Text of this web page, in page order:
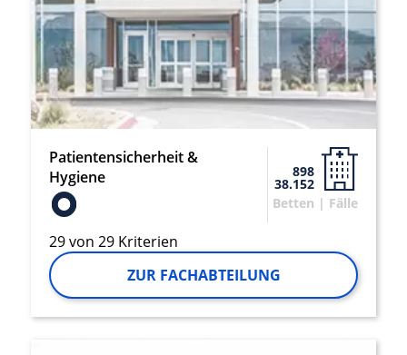
Patientensicherheit &
Hygiene
29 von 29 Kriterien
898
38.152
Betten | Fälle
ZUR FACHABTEILUNG
Verwendung von Profilen zur Auswahl
personalisierter Inhalte
Messung der Werbeleistung
Messung der Performance von Inhalten
Analyse von Zielgruppen durch Statistiken
oder Kombinationen von Daten aus
verschiedenen Quellen
Entwicklung und Verbesserung der
Angebote
Verwendung reduzierter Daten zur Auswahl
von Inhalten
IAB-Besonderheiten: